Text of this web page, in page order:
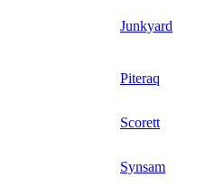
Junkyard
Piteraq
Scorett
Synsam